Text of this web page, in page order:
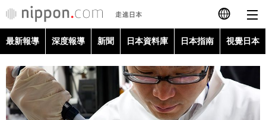
日本語
English
简体字
最新報導
最新報導 深度報導 新聞 日本資料庫 日本指南 視覺日本